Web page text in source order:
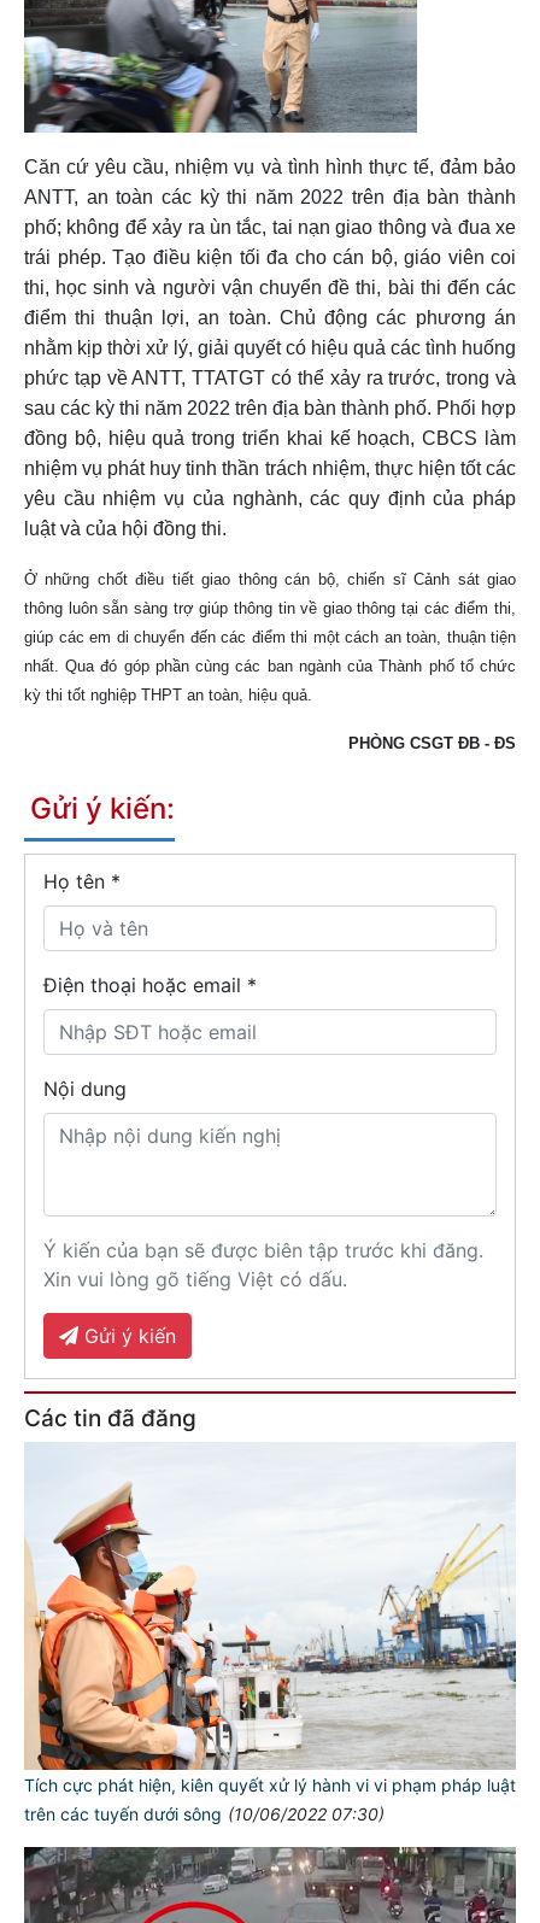
Căn cứ yêu cầu, nhiệm vụ và tình hình thực tế, đảm bảo
ANTT, an toàn các kỳ thi năm 2022 trên địa bàn thành
phố; không để xảy ra ùn tắc, tai nạn giao thông và đua xe
trái phép. Tạo điều kiện tối đa cho cán bộ, giáo viên coi
thi, học sinh và người vận chuyển đề thi, bài thi đến các
điểm thi thuận lợi, an toàn. Chủ động các phương án
nhằm kịp thời xử lý, giải quyết có hiệu quả các tình huống
phức tạp về ANTT, TTATGT có thể xảy ra trước, trong và
sau các kỳ thi năm 2022 trên địa bàn thành phố. Phối hợp
đồng bộ, hiệu quả trong triển khai kế hoạch, CBCS làm
nhiệm vụ phát huy tinh thần trách nhiệm, thực hiện tốt các
yêu cầu nhiệm vụ của nghành, các quy định của pháp
luật và của hội đồng thi.
Ở những chốt điều tiết giao thông cán bộ, chiến sĩ Cảnh sát giao
thông luôn sẵn sàng trợ giúp thông tin về giao thông tại các điểm thi,
giúp các em di chuyển đến các điểm thi một cách an toàn, thuận tiện
nhất. Qua đó góp phần cùng các ban ngành của Thành phố tổ chức
kỳ thi tốt nghiệp THPT an toàn, hiệu quả.
PHÒNG CSGT ĐB - ĐS
Gửi ý kiến:
Họ tên *
Điện thoại hoặc email *
Nội dung
Ý kiến của bạn sẽ được biên tập trước khi đăng.
Xin vui lòng gõ tiếng Việt có dấu.
Gửi ý kiến
Các tin đã đăng
Tích cực phát hiện, kiên quyết xử lý hành vi vi phạm pháp luật
trên các tuyến dưới sông (10/06/2022 07:30)